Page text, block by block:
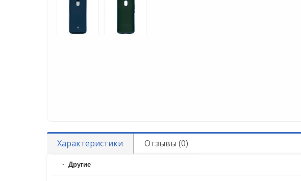
Характеристики Отзывы (0)
Другие